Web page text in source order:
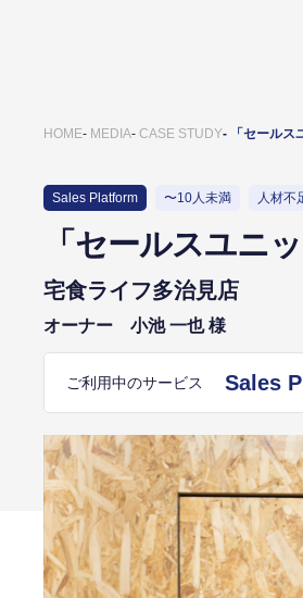
HOME MEDIA CASE STUDY 「セール
Sales Platform 〜10人未満 人材不
「セールスユニ
宅食ライフ多治見店
オーナー 小池 一也 様
ご利用中のサービス Sales